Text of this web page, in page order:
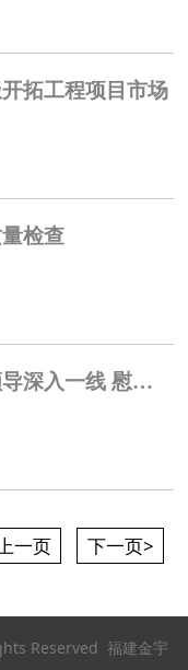
拓工程项目市场
检查
国庆中秋佳节公司领导深入一线 慰问、检查指导工作
一页 下一页>
Reserved 福建金宇